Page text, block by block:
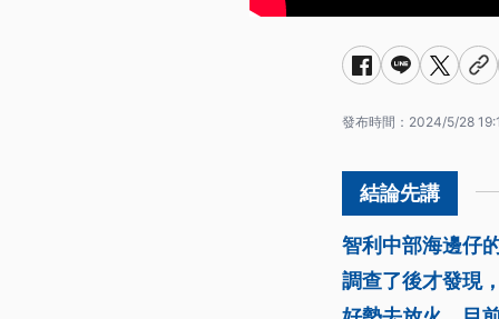
發布時間： 2024/5/28
智利中部海邊仔
調查了後才發現